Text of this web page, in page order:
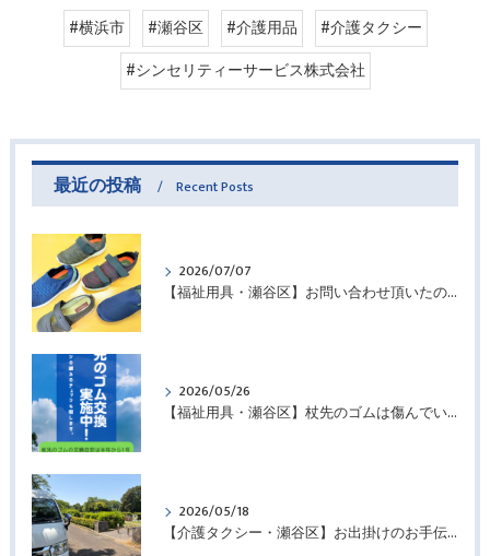
#横浜市 #瀬谷区 #介護用品
#介護タクシー
#シンセリティーサービス株式会社
最近の投稿 Recent Posts
2026/07/07
【福祉用具・瀬谷区】お問い合わせ頂いたので・・・
2026/05/26
【福祉用具・瀬谷区】杖先のゴムは傷んでいませんか？
2026/05/18
【介護タクシー・瀬谷区】お出掛けのお手伝いさせていただきました